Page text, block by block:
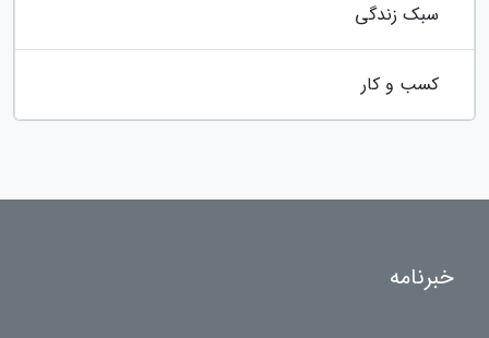
سبک زندگی
کسب و کار
خبرنامه